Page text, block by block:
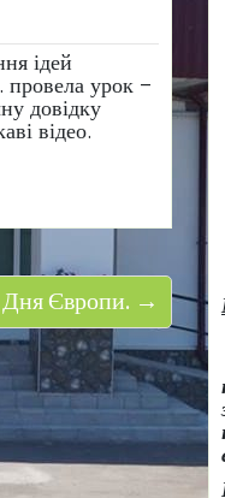
ідей
провела урок –
довідку
відео.
Європи. →